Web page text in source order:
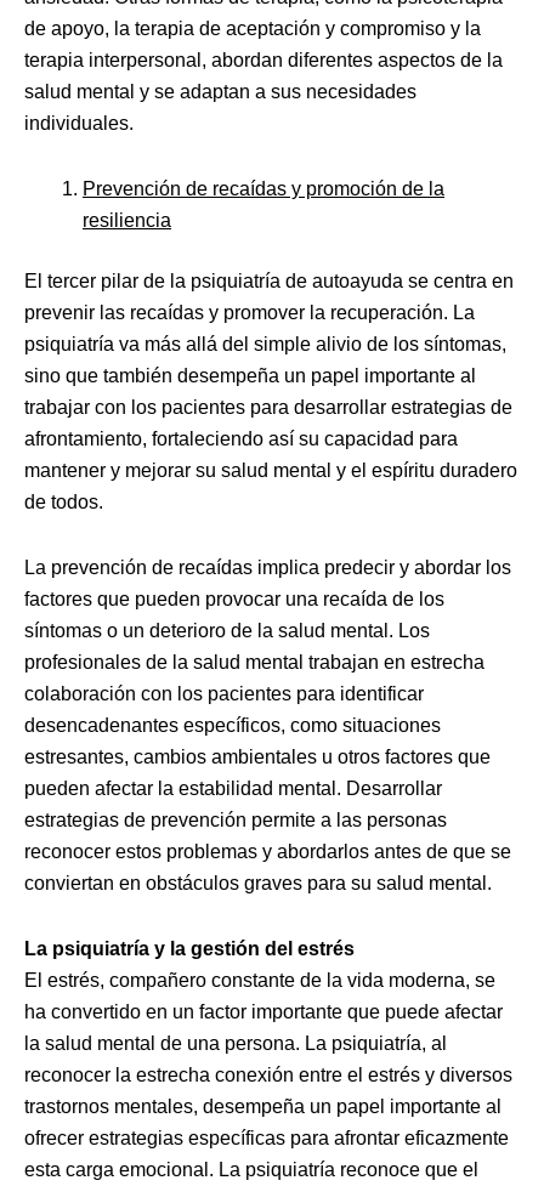
de apoyo, la terapia de aceptación y compromiso y la
terapia interpersonal, abordan diferentes aspectos de la
salud mental y se adaptan a sus necesidades
individuales.
Prevención de recaídas y promoción de la
resiliencia
El tercer pilar de la psiquiatría de autoayuda se centra en
prevenir las recaídas y promover la recuperación. La
psiquiatría va más allá del simple alivio de los síntomas,
sino que también desempeña un papel importante al
trabajar con los pacientes para desarrollar estrategias de
afrontamiento, fortaleciendo así su capacidad para
mantener y mejorar su salud mental y el espíritu duradero
de todos.
La prevención de recaídas implica predecir y abordar los
factores que pueden provocar una recaída de los
síntomas o un deterioro de la salud mental. Los
profesionales de la salud mental trabajan en estrecha
colaboración con los pacientes para identificar
desencadenantes específicos, como situaciones
estresantes, cambios ambientales u otros factores que
pueden afectar la estabilidad mental. Desarrollar
estrategias de prevención permite a las personas
reconocer estos problemas y abordarlos antes de que se
conviertan en obstáculos graves para su salud mental.
La psiquiatría y la gestión del estrés
El estrés, compañero constante de la vida moderna, se
ha convertido en un factor importante que puede afectar
la salud mental de una persona. La psiquiatría, al
reconocer la estrecha conexión entre el estrés y diversos
trastornos mentales, desempeña un papel importante al
ofrecer estrategias específicas para afrontar eficazmente
esta carga emocional. La psiquiatría reconoce que el